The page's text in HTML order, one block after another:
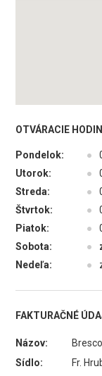
OTVÁRACIE
Pondelok: ●
Utorok:
●
Streda:
●
Štvrtok:
●
Piatok:
●
Sobota:
●
Nedeľa:
●
FAKTURAČNÉ
Názov:
Sídlo:
Fr.